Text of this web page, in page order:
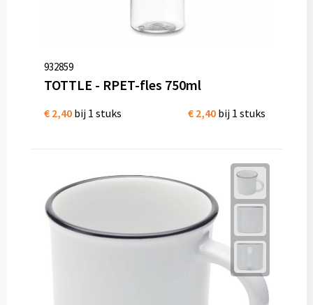
932859
TOTTLE - RPET-fles 750ml
€ 2,40 bij 1 stuks € 2,40 bij 1 stuks